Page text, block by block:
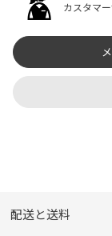
カスタマ
配送と送料